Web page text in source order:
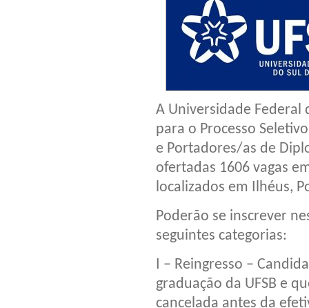
A Universidade Federal
para o Processo
e Portadores/as de
ofertadas 1606 vagas
localizados em Ilhéus,
Poderão se inscrever
seguintes categorias:
I – Reingresso –
graduação da UFSB e
cancelada antes da